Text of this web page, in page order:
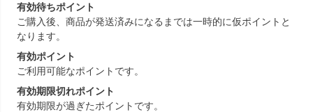
有効待ちポイント
ご購入後、商品が発送済みになるまでは一時的に仮ポイントと
なります。
有効ポイント
ご利用可能なポイントです。
有効期限切れポイント
有効期限が過ぎたポイントです。